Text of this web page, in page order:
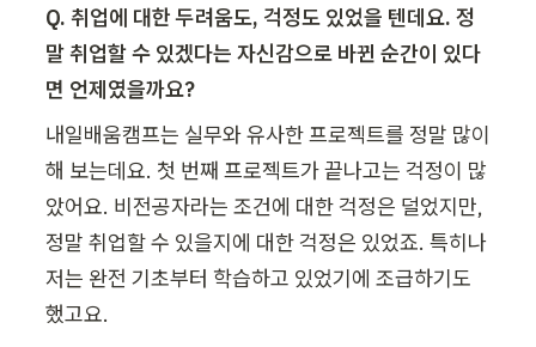
Q. 취업에 대한 두려움도, 걱정도 있었을 텐데요. 정
말 취업할 수 있겠다는 자신감으로 바뀐 순간이 있다
면 언제였을까요?
내일배움캠프는 실무와 유사한 프로젝트를 정말 많이
해 보는데요. 첫 번째 프로젝트가 끝나고는 걱정이 많
았어요. 비전공자라는 조건에 대한 걱정은 덜었지만,
정말 취업할 수 있을지에 대한 걱정은 있었죠. 특히나
저는 완전 기초부터 학습하고 있었기에 조급하기도
했고요.